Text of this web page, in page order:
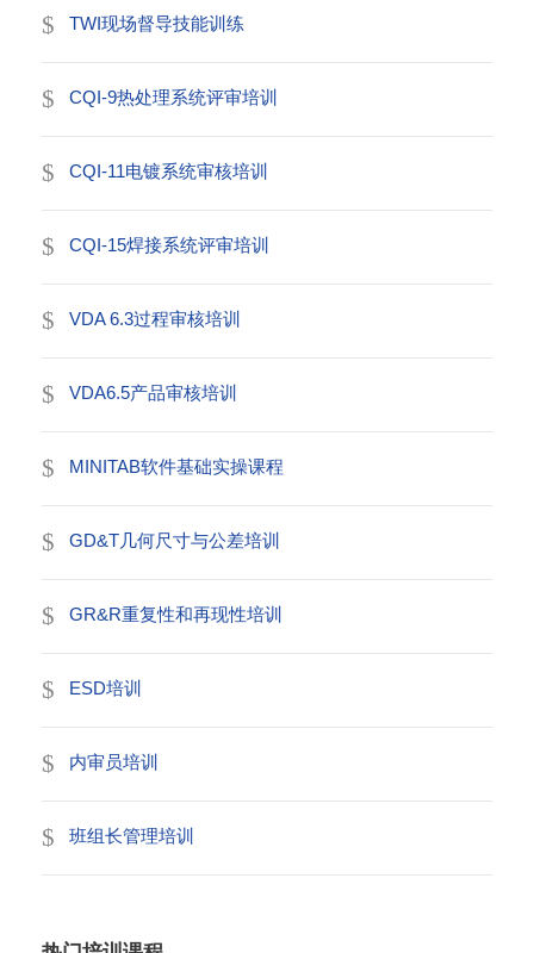
TWI现场督导技能训练
CQI-9热处理系统评审培训
CQI-11电镀系统审核培训
CQI-15焊接系统评审培训
VDA 6.3过程审核培训
VDA6.5产品审核培训
MINITAB软件基础实操课程
GD&T几何尺寸与公差培训
GR&R重复性和再现性培训
ESD培训
内审员培训
班组长管理培训